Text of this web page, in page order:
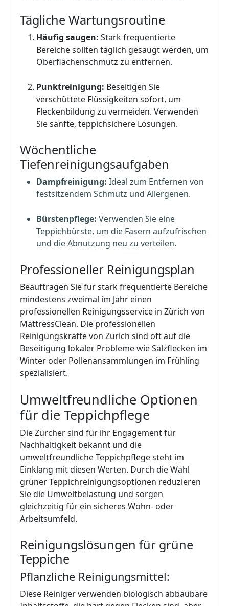
Tägliche Wartungsroutine
Häufig saugen: Stark frequentierte
Bereiche sollten täglich gesaugt werden, um
Oberflächenschmutz zu entfernen.
Punktreinigung: Beseitigen Sie
verschüttete Flüssigkeiten sofort, um
Fleckenbildung zu vermeiden. Verwenden
Sie sanfte, teppichsichere Lösungen.
Wöchentliche
Tiefenreinigungsaufgaben
Dampfreinigung: Ideal zum Entfernen von
festsitzendem Schmutz und Allergenen.
Bürstenpflege: Verwenden Sie eine
Teppichbürste, um die Fasern aufzufrischen
und die Abnutzung neu zu verteilen.
Professioneller Reinigungsplan
Beauftragen Sie für stark frequentierte Bereiche
mindestens zweimal im Jahr einen
professionellen Reinigungsservice in Zürich von
MattressClean. Die professionellen
Reinigungskräfte von Zurich sind oft auf die
Beseitigung lokaler Probleme wie Salzflecken im
Winter oder Pollenansammlungen im Frühling
spezialisiert.
Umweltfreundliche Optionen
für die Teppichpflege
Die Zürcher sind für ihr Engagement für
Nachhaltigkeit bekannt und die
umweltfreundliche Teppichpflege steht im
Einklang mit diesen Werten. Durch die Wahl
grüner Teppichreinigungsoptionen reduzieren
Sie die Umweltbelastung und sorgen
gleichzeitig für ein sicheres Wohn- oder
Arbeitsumfeld.
Reinigungslösungen für grüne
Teppiche
Pflanzliche Reinigungsmittel:
Diese Reiniger verwenden biologisch abbaubare